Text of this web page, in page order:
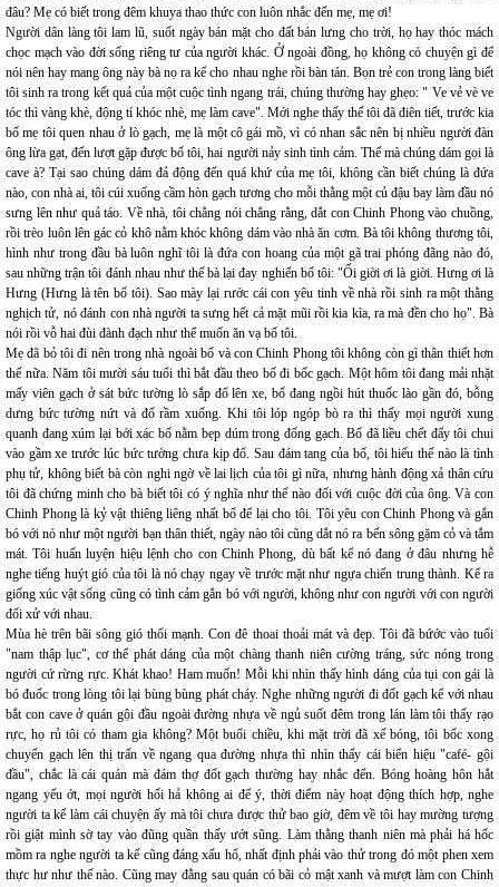
đâu? Mẹ có biết trong đêm khuya thao thức con luôn nhắc đến mẹ, mẹ ơi!
Người dân làng tôi lam lũ, suốt ngày bán mặt cho đất bán lưng cho trời, họ hay thóc mách
chọc mạch vào đời sống riêng tư của người khác. Ở ngoài đồng, họ không có chuyện gì để
nói nên hay mang ông này bà nọ ra kể cho nhau nghe rồi bàn tán. Bọn trẻ con trong làng biết
tôi sinh ra trong kết quả của một cuộc tình ngang trái, chúng thường hay ghẹo: " Ve vẻ vè ve
tóc thì vàng khè, động tí khóc nhè, mẹ làm cave". Mới nghe thấy thế tôi đã điên tiết, trước kia
bố mẹ tôi quen nhau ở lò gạch, mẹ là một cô gái mồ, vì có nhan sắc nên bị nhiều người đàn
ông lừa gạt, đến lượt gặp được bố tôi, hai người nảy sinh tình cảm. Thế mà chúng dám gọi là
cave à? Tại sao chúng dám đả động đến quá khứ của mẹ tôi, không cần biết chúng là đứa
nào, con nhà ai, tôi cúi xuống cầm hòn gạch tương cho mỗi thằng một củ đậu bay làm đầu nó
sưng lên như quả táo. Về nhà, tôi chẳng nói chẳng rằng, dắt con Chinh Phong vào chuồng,
rồi trèo luôn lên gác cỏ khô nằm khóc không dám vào nhà ăn cơm. Bà tôi không thương tôi,
hình như trong đầu bà luôn nghĩ tôi là đứa con hoang của một gã trai phóng đãng nào đó,
sau những trận tôi đánh nhau như thế bà lại đay nghiến bố tôi: "Ối giời ơi là giời. Hưng ơi là
Hưng (Hưng là tên bố tôi). Sao mày lại rước cái con yêu tinh về nhà rồi sinh ra một thằng
nghịch tử, nó đánh con nhà người ta sưng hết cả mặt mũi rồi kia kìa, ra mà đền cho họ". Bà
nói rồi vỗ hai đùi đành đạch như thể muốn ăn vạ bố tôi.
Mẹ đã bỏ tôi đi nên trong nhà ngoài bố và con Chinh Phong tôi không còn gì thân thiết hơn
thế nữa. Năm tôi mười sáu tuổi thì bắt đầu theo bố đi bốc gạch. Một hôm tôi đang mải nhặt
mấy viên gạch ở sát bức tường lò sắp đổ lên xe, bố đang ngồi hút thuốc lào gần đó, bỗng
dưng bức tường nứt và đổ rầm xuống. Khi tôi lóp ngóp bò ra thì thấy mọi người xung
quanh đang xúm lại bới xác bố nằm bẹp dúm trong đống gạch. Bố đã liều chết đẩy tôi chui
vào gầm xe trước lúc bức tường chưa kịp đổ. Sau đám tang của bố, tôi hiểu thế nào là tình
phụ tử, không biết bà còn nghi ngờ về lai lịch của tôi gì nữa, nhưng hành động xả thân cứu
tôi đã chứng minh cho bà biết tôi có ý nghĩa như thế nào đối với cuộc đời của ông. Và con
Chinh Phong là kỷ vật thiêng liêng nhất bố để lại cho tôi. Tôi yêu con Chinh Phong và gắn
bó với nó như một người bạn thân thiết, ngày nào tôi cũng dắt nó ra bến sông gặm cỏ và tắm
mát. Tôi huấn luyện hiệu lệnh cho con Chinh Phong, dù bất kể nó đang ở đâu nhưng hễ
nghe tiếng huýt gió của tôi là nó chạy ngay về trước mặt như ngựa chiến trung thành. Kể ra
giống xúc vật sống cũng có tình cảm gắn bó với người, không như con người với con người
đối xử với nhau.
Mùa hè trên bãi sông gió thổi mạnh. Con đê thoai thoải mát và đẹp. Tôi đã bứớc vào tuổi
"nam thập lục", cơ thể phát dáng của một chàng thanh niên cường tráng, sức nóng trong
người cứ rừng rực. Khát khao! Ham muốn! Mỗi khi nhìn thấy hình dáng của tụi con gái là
bó đuốc trong lòng tôi lại bùng bùng phát cháy. Nghe những người đi đốt gạch kể với nhau
bắt con cave ở quán gội đầu ngoài đường nhựa về ngủ suốt đêm trong lán làm tôi thấy rạo
rực, họ rủ tôi có tham gia không? Một buổi chiều, khi mặt trời đã xế bóng, tôi bốc xong
chuyến gạch lên thị trấn về ngang qua đường nhựa thì nhìn thấy cái biển hiệu "café- gội
đầu", chắc là cái quán mà đám thợ đốt gạch thường hay nhắc đến. Bóng hoàng hôn hắt
ngang yếu ớt, mọi người hối hả không ai để ý, thời điểm này hoạt động thích hợp, nghe
người ta kể làm cái chuyện ấy mà tôi chưa được thử bao giờ, đêm về tôi hay mường tượng
rồi giật mình sờ tay vào đũng quần thấy ướt sũng. Làm thằng thanh niên mà phải há hốc
mồm ra nghe người ta kể cũng đáng xấu hổ, nhất định phải vào thử trong đó một phen xem
thực hư như thế nào. Cũng may đằng sau quán có bãi cỏ mật xanh và mượt làm con Chinh